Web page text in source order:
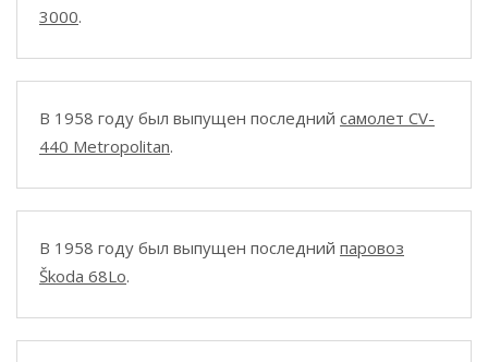
3000.
В 1958 году был выпущен последний самолет CV-
440 Metropolitan.
В 1958 году был выпущен последний паровоз
Škoda 68Lo.